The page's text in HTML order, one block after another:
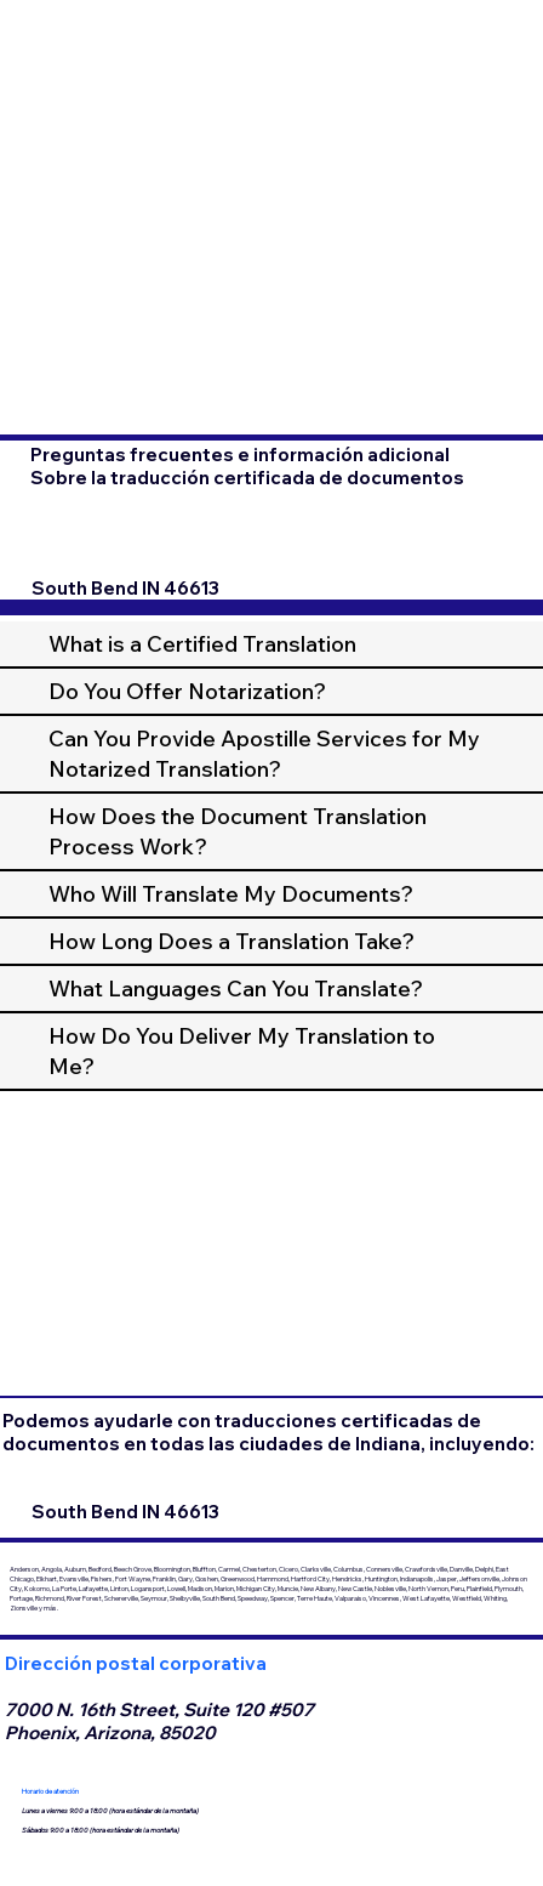
Preguntas frecuentes e información adicional
Sobre la traducción certificada de documentos
South Bend IN 46613
What is a Certified Translation
Do You Offer Notarization?
Can You Provide Apostille Services for My
Notarized Translation?
How Does the Document Translation
Process Work?
Who Will Translate My Documents?
How Long Does a Translation Take?
What Languages Can You Translate?
How Do You Deliver My Translation to
Me?
Podemos ayudarle con traducciones certificadas de
documentos en todas las ciudades de Indiana, incluyendo:
South Bend IN 46613
Anderson, Angola, Auburn, Bedford, Beech Grove, Bloomington, Bluffton, Carmel, Chesterton, Cicero, Clarksville, Columbus, Connersville, Crawfordsville, Danville, Delphi, East
Chicago, Elkhart, Evansville, Fishers, Fort Wayne, Franklin, Gary, Goshen, Greenwood, Hammond, Hartford City, Hendricks, Huntington, Indianapolis, Jasper, Jeffersonville, Johnson
City, Kokomo, La Porte, Lafayette, Linton, Logansport, Lowell, Madison, Marion, Michigan City, Muncie, New Albany, New Castle, Noblesville, North Vernon, Peru, Plainfield, Plymouth,
Portage, Richmond, River Forest, Schererville, Seymour, Shelbyville, South Bend, Speedway, Spencer, Terre Haute, Valparaiso, Vincennes, West Lafayette, Westfield, Whiting,
Zionsville y más.
Dirección postal corporativa
7000 N. 16th Street, Suite 120 #507
Phoenix, Arizona, 85020
Horario de atención
Lunes a viernes 9:00 a 18:00 (hora estándar de la montaña)
Sábados 9:00 a 18:00 (hora estándar de la montaña)